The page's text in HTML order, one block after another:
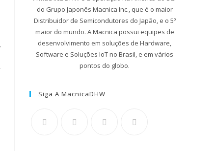
do Grupo Japonês Macnica Inc., que é o maior
Distribuidor de Semicondutores do Japão, e o 5º
maior do mundo. A Macnica possui equipes de
desenvolvimento em soluções de Hardware,
Software e Soluções IoT no Brasil, e em vários
pontos do globo.
Siga A MacnicaDHW